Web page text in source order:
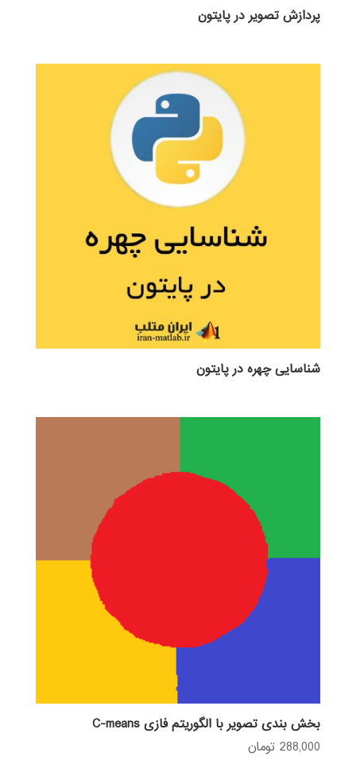
پردازش تصویر در پایتون
شناسایی چهره در پایتون
بخش بندی تصویر با الگوریتم فازی C-means
288,000 تومان